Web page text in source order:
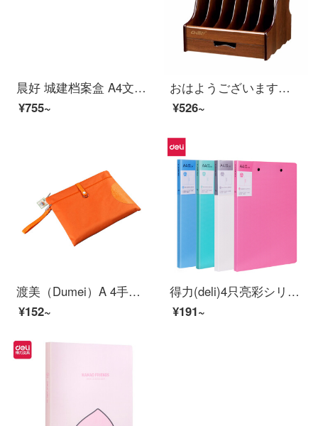
晨好 城建档案盒 A4文件盒 纸板 北京城市建设档案 背宽5cm 10个
¥755~
おはようございます。7106オフィス文書欄、木質ファイル棚、収納棚、資料棚の六段です。
¥526~
渡美（Dumei）A 4手提げ書類袋オフィスビジネス収納袋牛津布ファスナー資料袋厚手袋引辺袋防水耐摩耗性633オレンジ色
¥152~
得力(deli)4只亮彩シリーズA 4双強力挟みハードフォルダステンレス冶具試験巻資料詩朗読契約書挟みファイル収納Office用品27030
¥191~